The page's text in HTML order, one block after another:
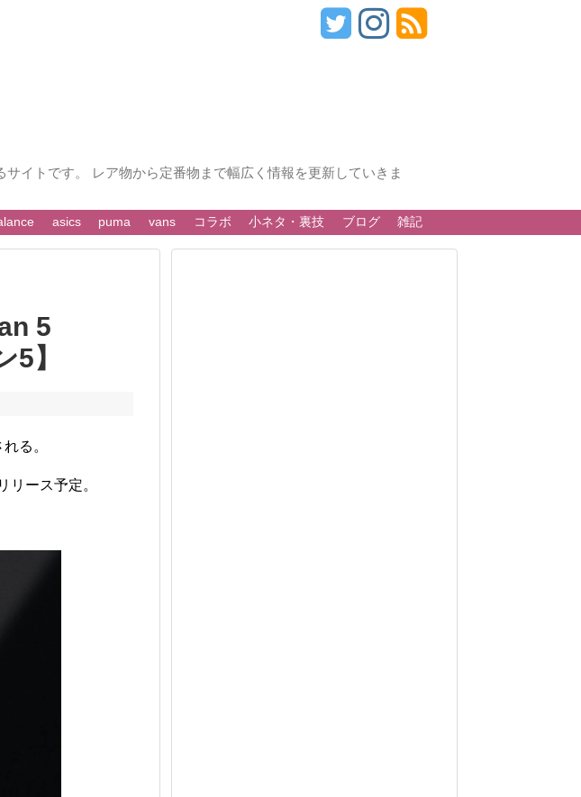
イトです。 レア物から定番物まで幅広く情報を更新していきま
asics puma vans コラボ 小ネタ・裏技 ブログ 雑記
5
】
る。
リース予定。